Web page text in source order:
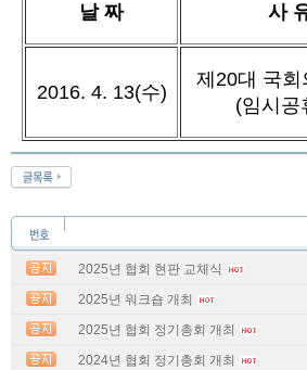
날 짜 사
2016. 4. 13(수)
제20대 국회
(임시공
2025년 협회 현판 교체식
2025년 워크숍 개최
2025년 협회 정기총회 개최
2024년 협회 정기총회 개최